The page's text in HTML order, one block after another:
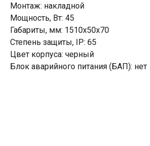
Монтаж: накладной
Мощность, Вт: 45
Габариты, мм: 1510х50х70
Степень защиты, IP: 65
Цвет корпуса: черный
Блок аварийного питания (БАП): нет